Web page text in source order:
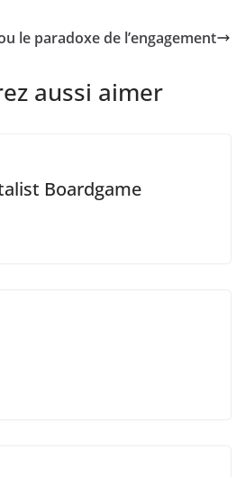
le paradoxe de l’engagement
aussi aimer
Boardgame